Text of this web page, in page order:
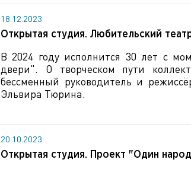
18.12.2023
Открытая студия. Любительский
В 2024 году исполнится 30 лет с
двери". О творческом пути
бессменный руководитель и
Эльвира Тюрина.
20.10.2023
Открытая студия. Проект "Один